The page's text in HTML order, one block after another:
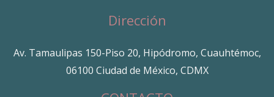
Dirección
Av. Tamaulipas 150-Piso 20, Hipódromo, Cuauhtémoc,
06100 Ciudad de México, CDMX